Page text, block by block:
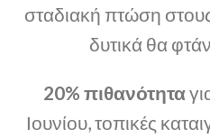
σταδιακή πτώση
δυτικά θα
20% πιθανότητα
Ιουνίου, τοπικές